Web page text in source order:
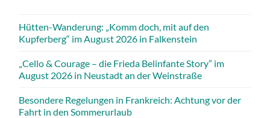
Hütten-Wanderung: „Komm doch, mit auf den
Kupferberg“ im August 2026 in Falkenstein
„Cello & Courage – die Frieda Belinfante Story” im
August 2026 in Neustadt an der Weinstraße
Besondere Regelungen in Frankreich: Achtung vor der
Fahrt in den Sommerurlaub